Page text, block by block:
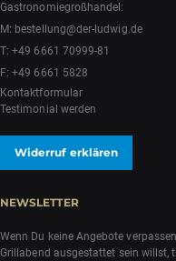
Gastronomiegroßhandel:
M: bestellung@der-ludwig.de
T:+49 6661 70999-81
F: +49 6661 5828
Kontaktformular
Testimonial werden
Widerruf erklären
NEWSLETTER
Wenn Du keine Angebote
Grillabend ausgestattet sein willst,